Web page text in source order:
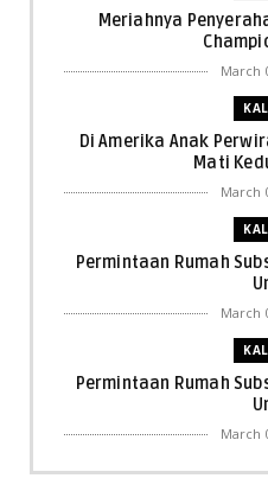
Meriahnya
March
Di Amerika Anak
Mati
March
Permintaan Rumah
March
Permintaan Rumah
March